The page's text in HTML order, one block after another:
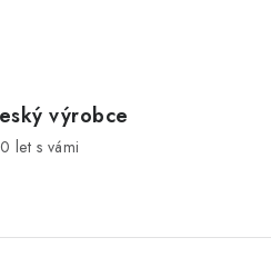
výrobce
let s vámi